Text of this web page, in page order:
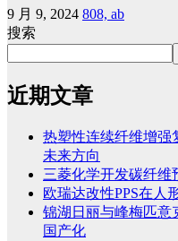
9 月 9, 2024 808, ab
搜索
近期文章
热塑性连续纤维增强
未来方向
三菱化学开发碳纤
欧瑞达改性PPS在人
锦湖日丽与峰梅匹意
国产化